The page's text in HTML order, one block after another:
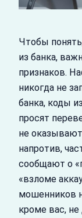
Чтобы
из банка,
признаков.
никогда не
банка, коды
просят
не
напротив,
сообщают о
«взломе
мошенников
кроме вас,